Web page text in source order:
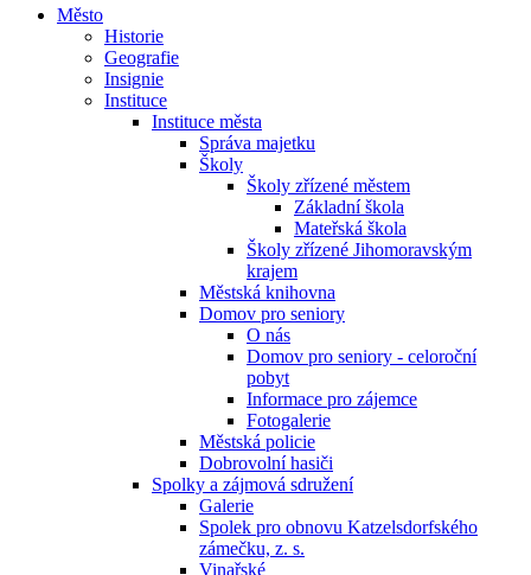
Město
Historie
Geografie
Insignie
Instituce
Instituce města
Správa majetku
Školy
Školy zřízené městem
Základní škola
Mateřská škola
Školy zřízené Jihomoravským
krajem
Městská knihovna
Domov pro seniory
O nás
Domov pro seniory - celoroční
pobyt
Informace pro zájemce
Fotogalerie
Městská policie
Dobrovolní hasiči
Spolky a zájmová sdružení
Galerie
Spolek pro obnovu Katzelsdorfského
zámečku, z. s.
Vinařské